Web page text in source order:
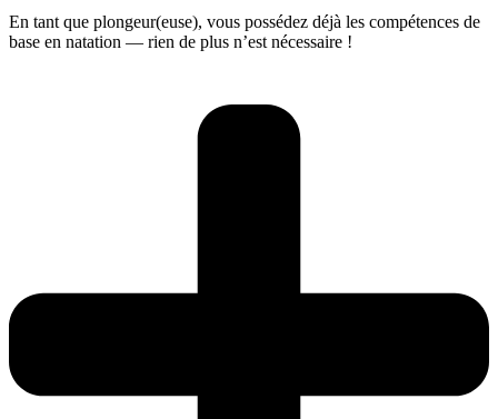
En tant que plongeur(euse), vous possédez déjà les compétences de
base en natation — rien de plus n’est nécessaire !